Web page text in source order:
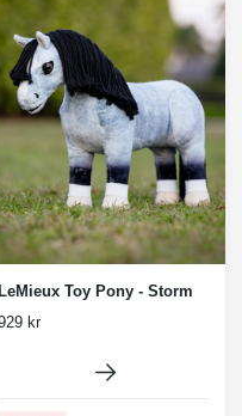
LeMieux Toy Pony - Storm
kr